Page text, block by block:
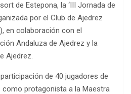
de Estepona, la ‘III Jornada de
por el Club de Ajedrez
en colaboración con el
Andaluza de Ajedrez y la
Ajedrez.
de 40 jugadores de
como protagonista a la Maestra